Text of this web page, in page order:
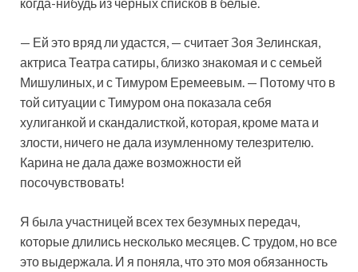
— Ей это вряд ли удастся, — считает Зоя Зелинская,
актриса Театра сатиры, близко знакомая и с семьей
Мишулиных, и с Тимуром Еремеевым. — Потому что в
той ситуации с Тимуром она показала себя
хулиганкой и скандалисткой, которая, кроме мата и
злости, ничего не дала изумленному телезрителю.
Карина не дала даже возможности ей
посочувствовать!
Я была участницей всех тех безумных передач,
которые длились несколько месяцев. С трудом, но все
это выдержала. И я поняла, что это моя обязанность